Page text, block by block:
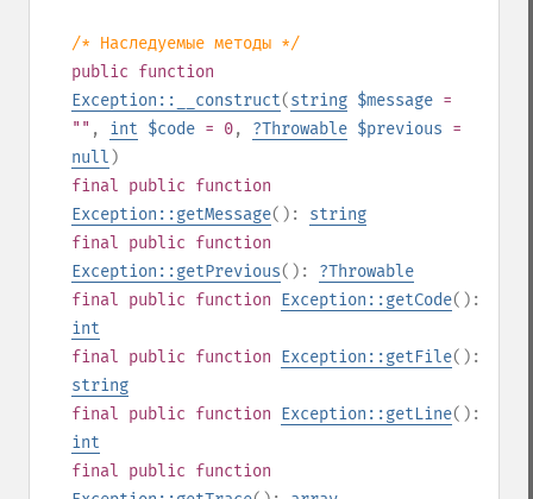
/* Наследуемые методы */
public function
Exception::__construct(string $message =
"" , int $code = 0, ?Throwable $previous =
null )
final public function
Exception::getMessage(): string
final public function
Exception::getPrevious(): ?Throwable
final public function Exception::getCode():
int
final public function Exception::getFile():
string
final public function Exception::getLine():
int
final public function